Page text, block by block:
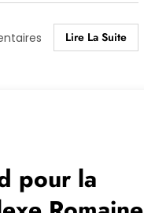
Lire La Suite
pour la